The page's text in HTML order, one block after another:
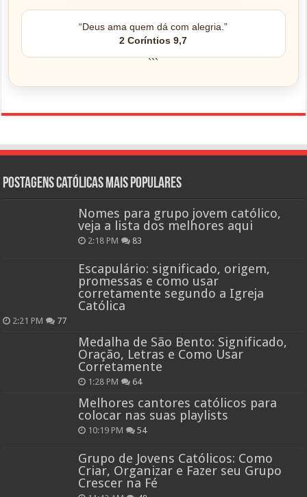
“Deus ama quem dá com alegria.”
2 Coríntios 9,7
```
Postagens católicas mais Populares
Nomes para grupo jovem católico,
veja a lista dos melhores aqui
2:18 PM 83
Escapulário: significado, origem,
promessas e como usar
corretamente segundo a Igreja
Católica
2:21 PM 77
Medalha de São Bento: Significado,
Oração, Letras e Como Usar
Corretamente
1:28 PM 64
Melhores cantores católicos para
colocar nas suas playlists
10:19 PM 54
Grupo de Jovens Católicos: Como
Criar, Organizar e Fazer seu Grupo
Crescer na Fé